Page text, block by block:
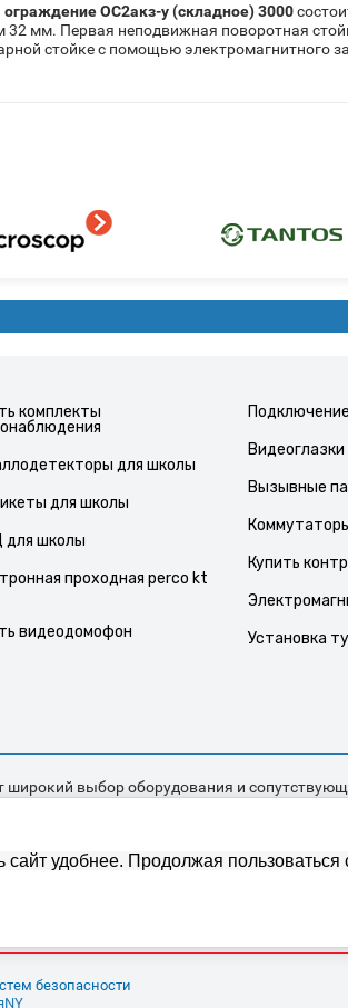
ОС2акз-у (складное) 3000
мм. Первая неподвижная поворотная
стойке с помощью электромагнитного
комплекты
для школы
для школы
для школы
проходная perco kt
видеодомофон
Видеоглазки
Вызывные
Купить
Установка
широкий выбор оборудования и
Канск, Лесосибирск, Енисейск,
безопасности
удобнее. Продолжая